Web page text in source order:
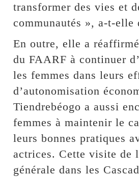
transformer des vies et
communautés », a-t-elle
En outre, elle a
du FAARF à continuer
les femmes dans leurs
d’autonomisation
Tiendrebéogo a aussi
femmes à maintenir le
leurs bonnes pratiques
actrices. Cette visite de
générale dans les